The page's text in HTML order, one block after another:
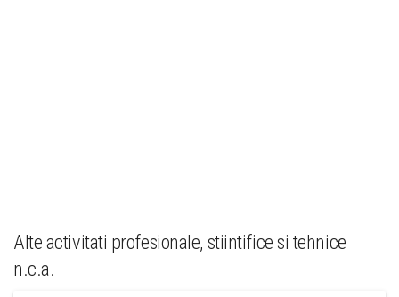
Alte activitati profesionale, stiintifice si tehnice
n.c.a.